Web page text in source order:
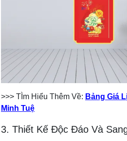
>>> TÌm Hiểu Thêm Về: Bảng Giá
Minh Tuệ
3. Thiết Kế Độc Đáo Và